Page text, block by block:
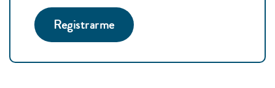
Registrarme